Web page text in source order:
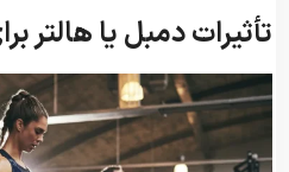
تأثیرات دمبل یا هالتر